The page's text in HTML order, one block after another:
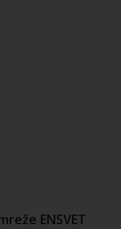
ENSVET